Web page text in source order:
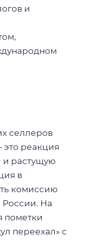
и
селлеров
реакция
и растущую
в
комиссию
России. На
пометки
переехал» с